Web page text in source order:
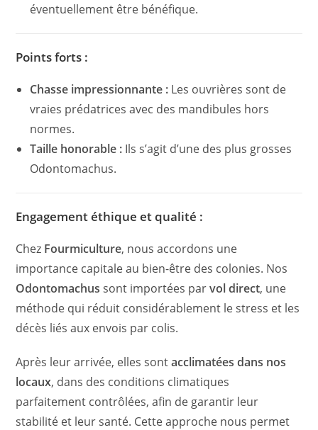
éventuellement être bénéfique.
Points forts :
Chasse impressionnante : Les ouvrières sont de
vraies prédatrices avec des mandibules hors
normes.
Taille honorable : Ils s’agit d’une des plus grosses
Odontomachus.
Engagement éthique et qualité :
Chez Fourmiculture, nous accordons une
importance capitale au bien-être des colonies. Nos
Odontomachus sont importées parvol direct, une
méthode qui réduit considérablement le stress et les
décès liés aux envois par colis.
Après leur arrivée, elles sontacclimatées dans nos
locaux, dans des conditions climatiques
parfaitement contrôlées, afin de garantir leur
stabilité et leur santé. Cette approche nous permet